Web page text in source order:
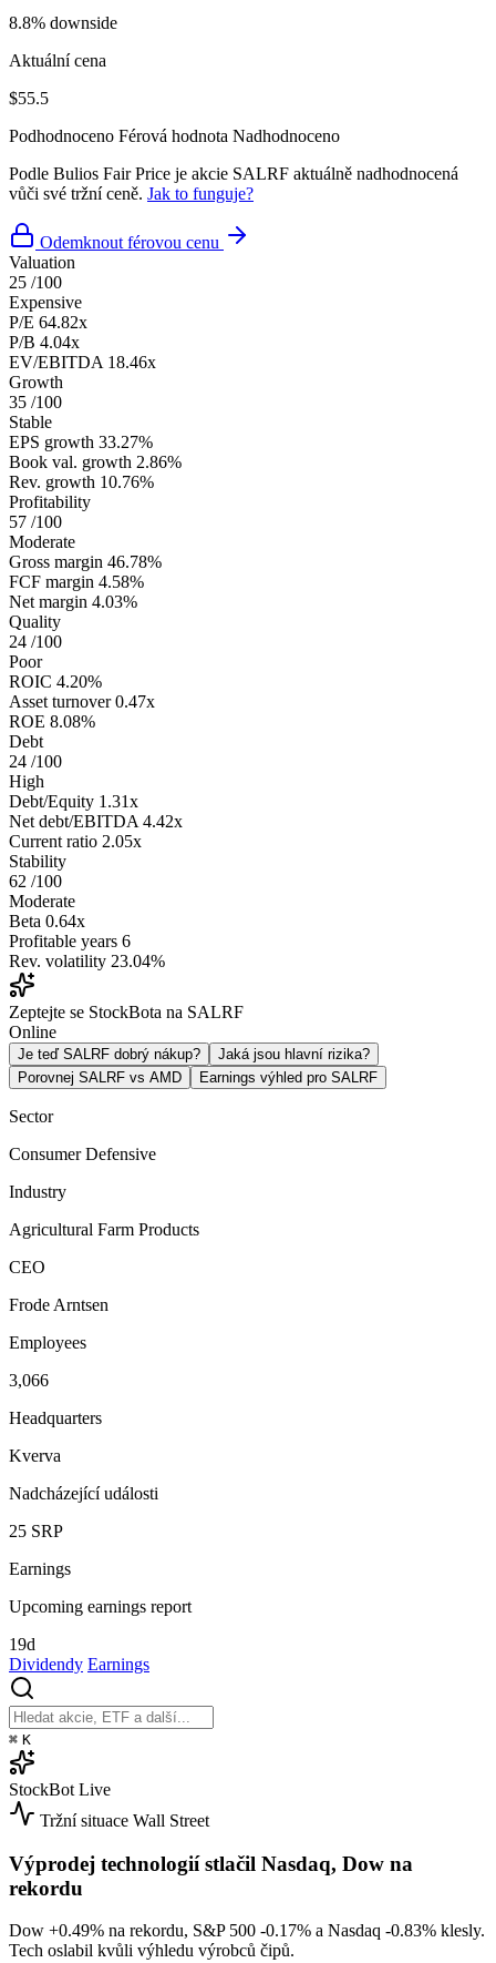
8.8% downside
Aktuální cena
$55.5
Podhodnoceno Férová hodnota Nadhodnoceno
Podle Bulios Fair Price je akcie SALRF aktuálně nadhodnocená
vůči své tržní ceně. Jak to funguje?
Odemknout férovou cenu
Valuation
25 /100
Expensive
P/E 64.82x
P/B 4.04x
EV/EBITDA 18.46x
Growth
35 /100
Stable
EPS growth 33.27%
Book val. growth 2.86%
Rev. growth 10.76%
Profitability
57 /100
Moderate
Gross margin 46.78%
FCF margin 4.58%
Net margin 4.03%
Quality
24 /100
Poor
ROIC 4.20%
Asset turnover 0.47x
ROE 8.08%
Debt
24 /100
High
Debt/Equity 1.31x
Net debt/EBITDA 4.42x
Current ratio 2.05x
Stability
62 /100
Moderate
Beta 0.64x
Profitable years 6
Rev. volatility 23.04%
Zeptejte se StockBota na SALRF
Online
Je teď SALRF dobrý nákup?
Jaká jsou hlavní rizika?
Porovnej SALRF vs AMD
Earnings výhled pro SALRF
Sector
Consumer Defensive
Industry
Agricultural Farm Products
CEO
Frode Arntsen
Employees
3,066
Headquarters
Kverva
Nadcházející události
25 SRP
Earnings
Upcoming earnings report
19d
Dividendy Earnings
⌘ K
StockBot Live
Tržní situace Wall Street
Výprodej technologií stlačil Nasdaq, Dow na
rekordu
Dow +0.49% na rekordu, S&P 500 -0.17% a Nasdaq -0.83% klesly.
Tech oslabil kvůli výhledu výrobců čipů.